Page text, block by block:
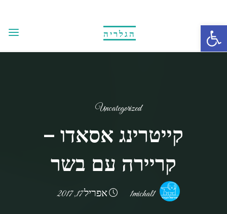
Open toolbar
content
הגלריה
Uncategorized
קייטרינג אסאדו –
קריירה עם בשר
1michal1 אפריל 17, 2017